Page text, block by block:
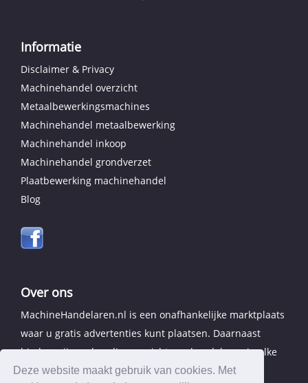
Deze website maakt gebruik van cookies. Met
Informatie
Disclaimer & Privacy
Machinehandel overzicht
Metaalbewerkingsmachines
Machinehandel metaalbewerking
Machinehandel inkoop
Machinehandel grondverzet
Plaatbewerking machinehandel
Blog
Over ons
MachineHandelaren.nl is een onafhankelijke marktplaats
waar u gratis advertenties kunt plaatsen. Daarnaast
bieden wij een handig overzicht van handelaren in elke
provincie.